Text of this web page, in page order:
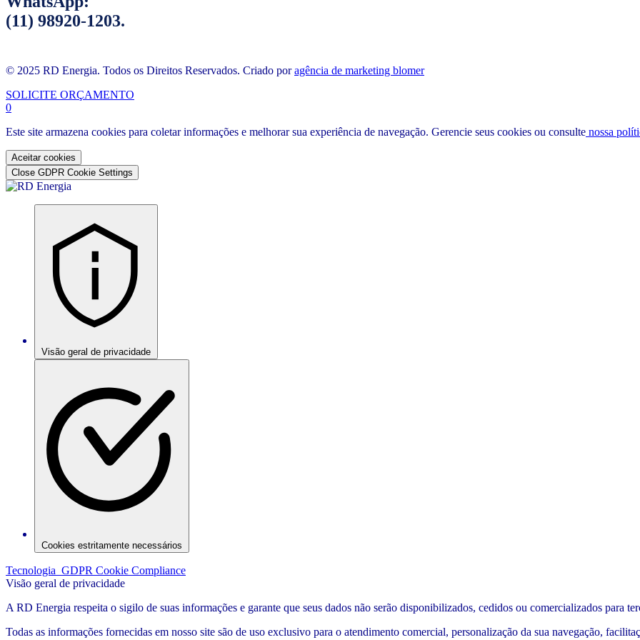
(11) 98920-1203.
© 2025 RD Energia. Todos os Direitos Reservados. Criado poragência de marketing blomer
SOLICITE ORÇAMENTO
0
Este site armazena cookies para coletar informações e melhorar sua experiência de navegação. Gerencie seus cookies ou consulte nossa
Aceitar cookies
Close GDPR Cookie Settings
Visão geral de privacidade
Cookies estritamente necessários
Tecnologia GDPR Cookie Compliance
Visão geral de privacidade
A RD Energia respeita o sigilo de suas informações e garante que seus dados não serão disponibilizados, cedidos ou comercializados para
Todas as informações fornecidas em nosso site são de uso exclusivo para o atendimento comercial, personalização da sua navegação,